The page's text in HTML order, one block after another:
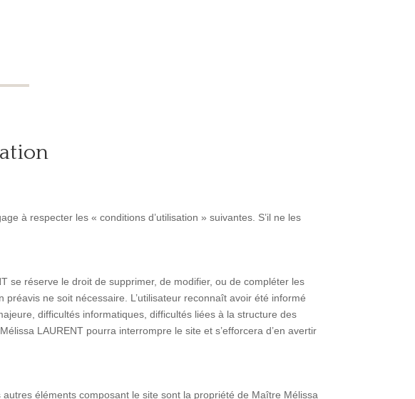
à respecter les « conditions d’utilisation » suivantes. S’il ne les
se réserve le droit de supprimer, de modifier, ou de compléter les
ne soit nécessaire. L’utilisateur reconnaît avoir été informé
difficultés informatiques, difficultés liées à la structure des
LAURENT pourra interrompre le site et s’efforcera d’en avertir
éléments composant le site sont la propriété de Maître Mélissa